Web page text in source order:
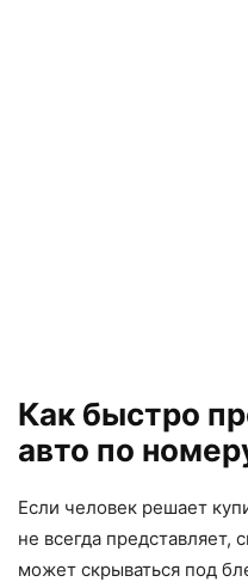
Как быстро
авто по
Если человек решает
не всегда представляет,
может скрываться под